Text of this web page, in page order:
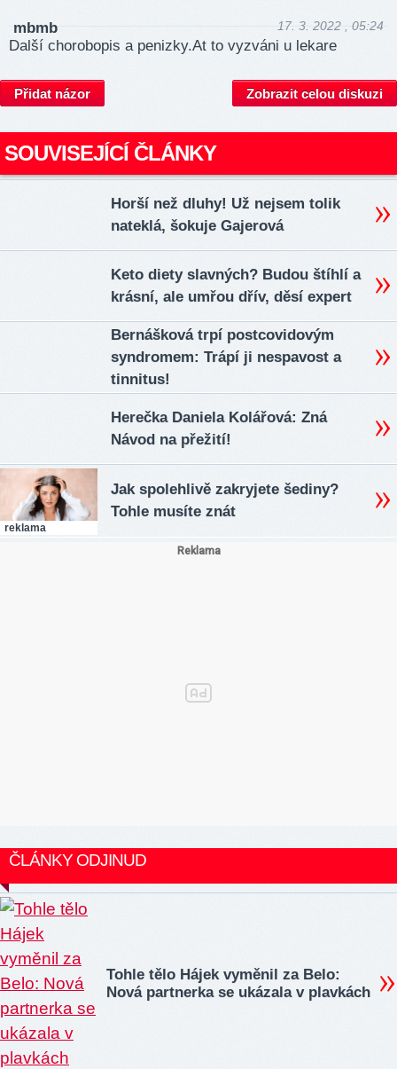
mbmb 17. 3. 2022 , 05:24
Další chorobopis a penizky.At to vyzváni u lekare
Přidat názor Zobrazit celou diskuzi
SOUVISEJÍCÍ ČLÁNKY
Horší než dluhy! Už nejsem tolik
nateklá, šokuje Gajerová
Keto diety slavných? Budou štíhlí a
krásní, ale umřou dřív, děsí expert
Bernášková trpí postcovidovým
syndromem: Trápí ji nespavost a
tinnitus!
Herečka Daniela Kolářová: Zná
Návod na přežití!
reklama
Jak spolehlivě zakryjete šediny?
Tohle musíte znát
ČLÁNKY ODJINUD
Tohle tělo Hájek vyměnil za Belo:
Nová partnerka se ukázala v plavkách